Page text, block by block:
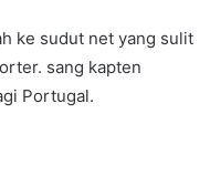
ke sudut net yang sulit
sang kapten
Portugal.